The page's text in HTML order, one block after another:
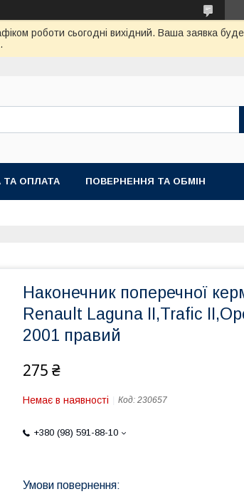
роботи сьогодні вихідний. Ваша заявка
ТА ОПЛАТА ПОВЕРНЕННЯ ТА ОБМІН
Наконечник поперечної
Renault Laguna II,Trafic
2001 правий
275 ₴
Немає в наявності Код: 230657
+380 (98) 591-88-10